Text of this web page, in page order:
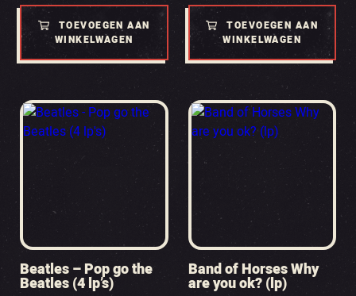
TOEVOEGEN AAN
WINKELWAGEN
TOEVOEGEN AAN
WINKELWAGEN
Beatles – Pop go the
Beatles (4 lp’s)
Band of Horses Why
are you ok? (lp)